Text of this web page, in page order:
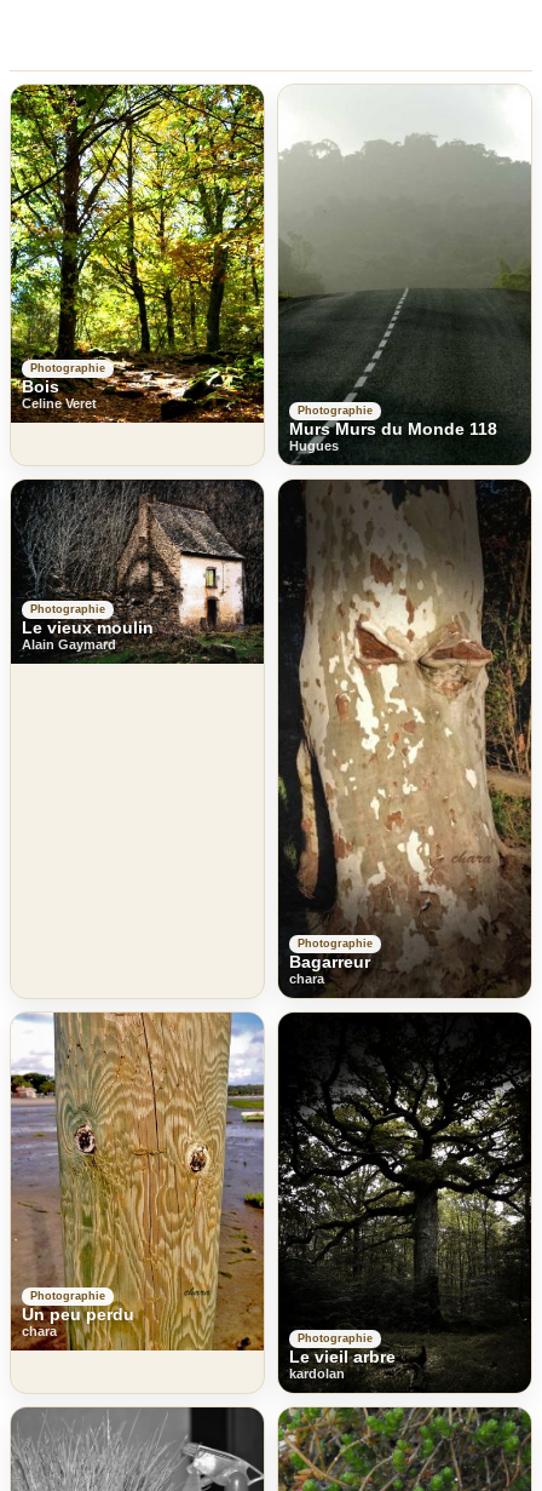
Photographie
Bois
Celine Veret Photographie
Murs Murs du Monde 118
Hugues
Photographie
Le vieux moulin
Alain Gaymard
Photographie
Bagarreur
chara
Photographie
Un peu perdu
chara Photographie
Le vieil arbre
kardolan